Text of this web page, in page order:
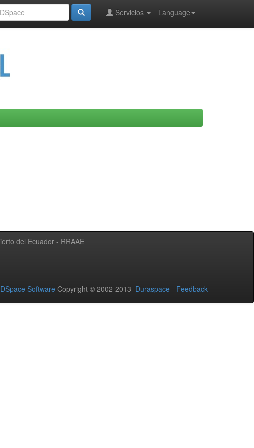
Language
Servicios
del Ecuador - RRAAE
DSpace Software Copyright © 2002-2013 Duraspace - Feedback